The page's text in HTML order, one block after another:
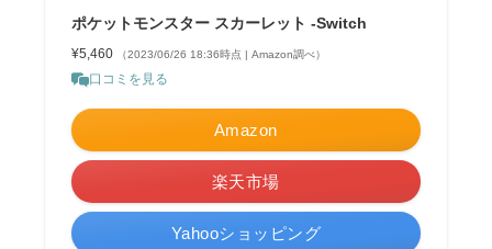
ポケットモンスター スカーレット -Switch
¥5,460 （2023/06/26 18:36時点 | Amazon調べ）
口コミを見る
Amazon
楽天市場
Yahooショッピング